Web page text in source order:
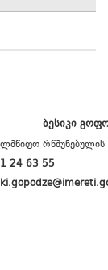
ბესიკი
24 63 55